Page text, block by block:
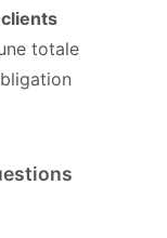
totale